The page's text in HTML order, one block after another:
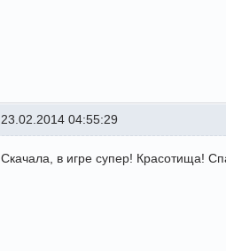
23.02.2014 04:55:29
Скачала, в игре супер! Красотища!